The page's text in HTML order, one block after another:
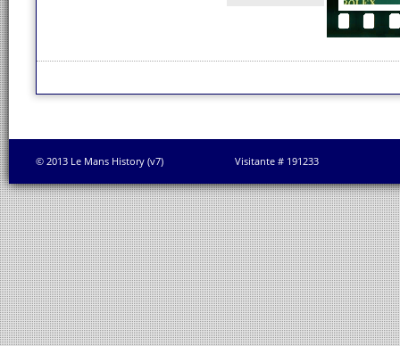
© 2013 Le Mans History (v7) Visitante # 191233